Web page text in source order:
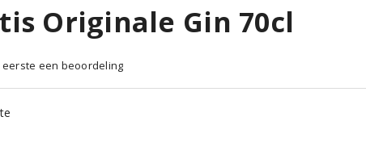
Originale Gin 70cl
eerste een beoordeling